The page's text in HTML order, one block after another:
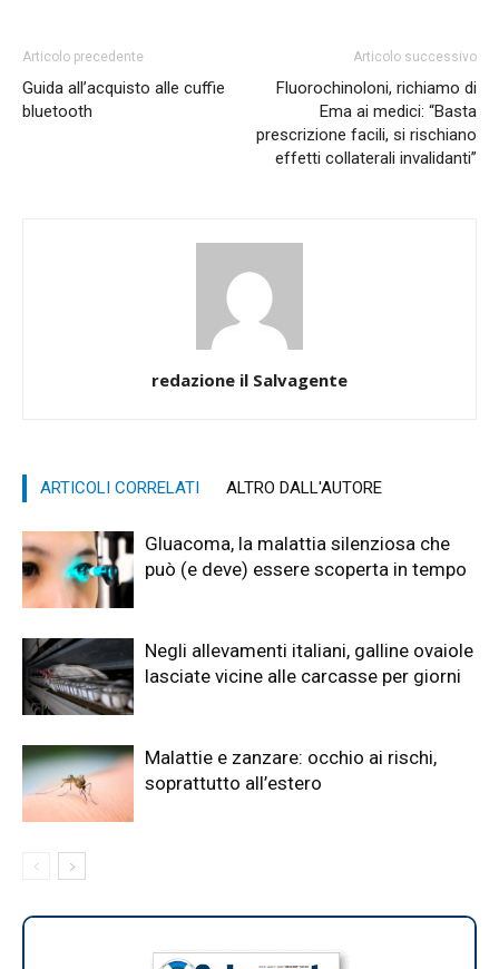
Articolo precedente
Guida all’acquisto alle cuffie
bluetooth
Articolo successivo
Fluorochinoloni, richiamo di
Ema ai medici: “Basta
prescrizione facili, si rischiano
effetti collaterali invalidanti”
redazione il Salvagente
ARTICOLI CORRELATI ALTRO DALL'AUTORE
Gluacoma, la malattia silenziosa che
può (e deve) essere scoperta in tempo
Negli allevamenti italiani, galline ovaiole
lasciate vicine alle carcasse per giorni
Malattie e zanzare: occhio ai rischi,
soprattutto all’estero